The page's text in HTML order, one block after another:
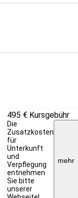
495 € Kursgebühr
Die
Zusatzkosten
für
Unterkunft
und
Verpflegung
entnehmen
Sie bitte
unserer
mehr